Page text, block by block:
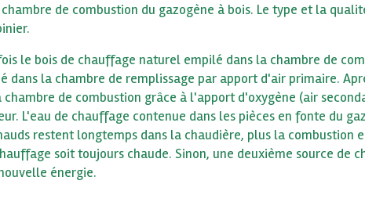
de combustion du gazogène à bois. Le type et la
le bois de chauffage naturel empilé dans la chambre de
la chambre de remplissage par apport d'air primaire.
de combustion grâce à l'apport d'oxygène (air
L'eau de chauffage contenue dans les pièces en fonte du
restent longtemps dans la chaudière, plus la combustion
soit toujours chaude. Sinon, une deuxième source de
énergie.